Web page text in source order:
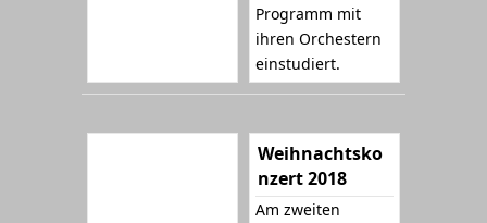
Programm mit
ihren Orchestern
einstudiert.
Weihnachtsko
nzert 2018
Am zweiten